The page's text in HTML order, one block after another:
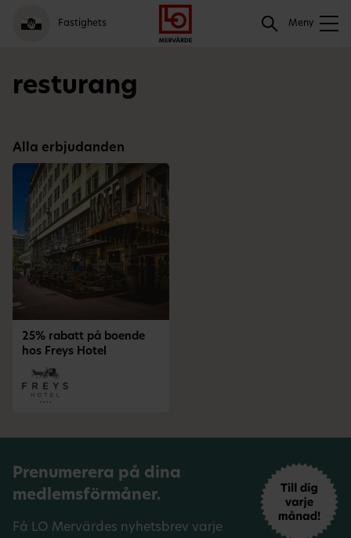
Gå
till
meny
Logga
in
Hoppa
till
innehåll
Fastighets Meny
Sök
resturang
Alla erbjudanden
25% rabatt på boende
hos Freys Hotel
Prenumerera på dina
medlemsförmåner.
Få LO Mervärdes nyhetsbrev varje